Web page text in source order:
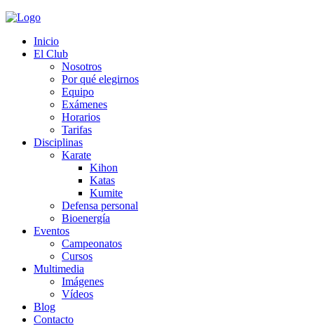
Inicio
El Club
Nosotros
Por qué elegirnos
Equipo
Exámenes
Horarios
Tarifas
Disciplinas
Karate
Kihon
Katas
Kumite
Defensa personal
Bioenergía
Eventos
Campeonatos
Cursos
Multimedia
Imágenes
Vídeos
Blog
Contacto